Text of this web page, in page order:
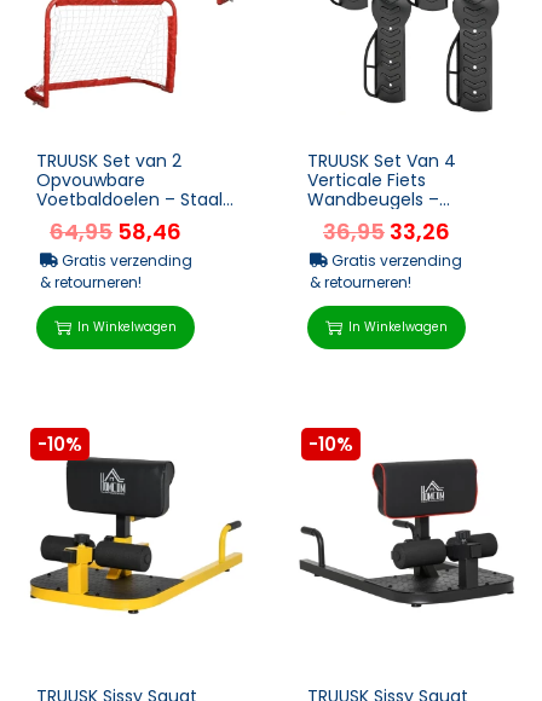
TRUUSK Set van 2
Opvouwbare
Voetbaldoelen – Staal
(Q195) – Tetrolon Net –
Rood ...
64,95 58,46
Gratis verzending
& retourneren!
In Winkelwagen
TRUUSK Set Van 4
Verticale Fiets
Wandbeugels –
Draagvermogen 30 Kg
– Vouwbaar – Vo...
36,95 33,26
Gratis verzending
& retourneren!
In Winkelwagen
-10%
TRUUSK Sissy Squat
-10%
TRUUSK Sissy Squat